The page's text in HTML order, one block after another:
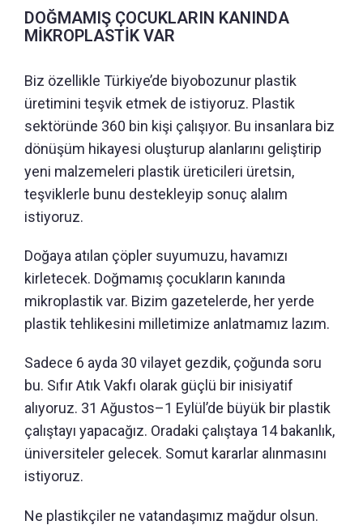
DOĞMAMIŞ ÇOCUKLARIN KANINDA
MİKROPLASTİK VAR
Biz özellikle Türkiye’de biyobozunur plastik
üretimini teşvik etmek de istiyoruz. Plastik
sektöründe 360 bin kişi çalışıyor. Bu insanlara biz
dönüşüm hikayesi oluşturup alanlarını geliştirip
yeni malzemeleri plastik üreticileri üretsin,
teşviklerle bunu destekleyip sonuç alalım
istiyoruz.
Doğaya atılan çöpler suyumuzu, havamızı
kirletecek. Doğmamış çocukların kanında
mikroplastik var. Bizim gazetelerde, her yerde
plastik tehlikesini milletimize anlatmamız lazım.
Sadece 6 ayda 30 vilayet gezdik, çoğunda soru
bu. Sıfır Atık Vakfı olarak güçlü bir inisiyatif
alıyoruz. 31 Ağustos–1 Eylül’de büyük bir plastik
çalıştayı yapacağız. Oradaki çalıştaya 14 bakanlık,
üniversiteler gelecek. Somut kararlar alınmasını
istiyoruz.
Ne plastikçiler ne vatandaşımız mağdur olsun.